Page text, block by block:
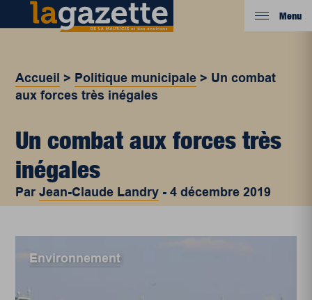
Menu
Accueil > Politique municipale > Un combat
aux forces très inégales
Un combat aux forces très
inégales
ParJean-Claude Landry -4 décembre 2019
Environnement